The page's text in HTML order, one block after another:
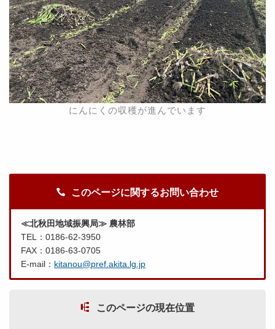
にんにくの収穫が進んでいます
このページに関するお問い合わせ
≪北秋田地域振興局≫ 農林部
TEL：0186-62-3950
FAX：0186-63-0705
E-mail： kitanou@pref.akita.lg.jp
このページの現在位置